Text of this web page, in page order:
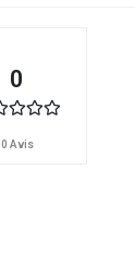
0
0 Avis